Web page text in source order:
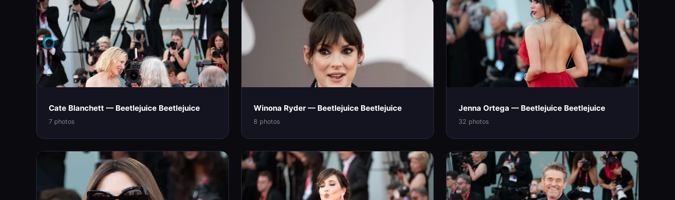
Cate Blanchett — Beetlejuice Beetlejuice
7 photos
Winona Ryder — Beetlejuice Beetlejuice
8 photos
Jenna Ortega — Beetlejuice Beetlejuice
32 photos